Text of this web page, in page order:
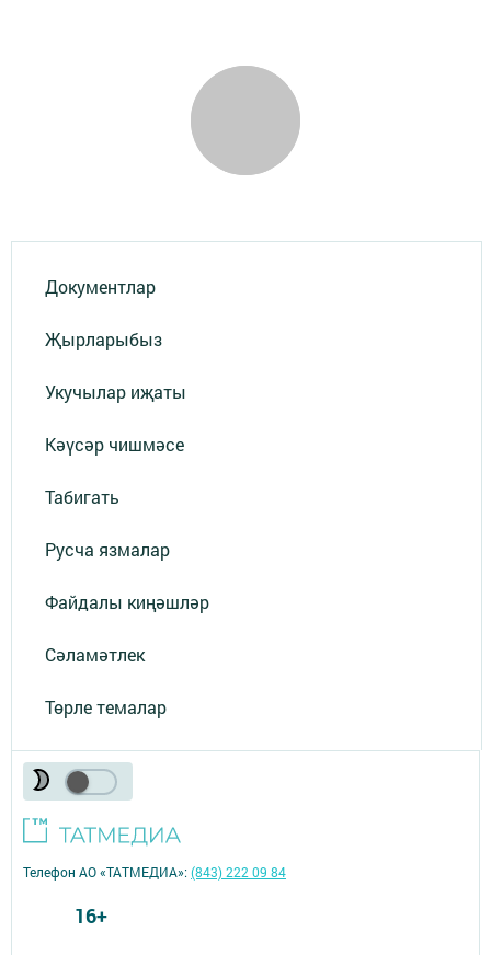
Документлар
Җырларыбыз
Укучылар иҗаты
Кәүсәр чишмәсе
Табигать
Русча язмалар
Файдалы киңәшләр
Сәламәтлек
Төрле темалар
Телефон АО «ТАТМЕДИА»:(843) 222 09 84
16+